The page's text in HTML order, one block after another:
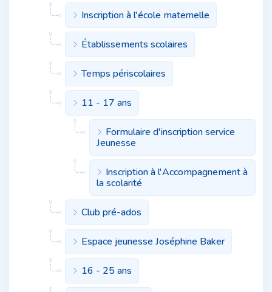
Inscription à l'école maternelle
Établissements scolaires
Temps périscolaires
11 - 17 ans
Formulaire d'inscription service
Jeunesse
Inscription à l'Accompagnement à
la scolarité
Club pré-ados
Espace jeunesse Joséphine Baker
16 - 25 ans